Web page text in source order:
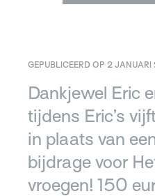
GEPUBLICEERD OP 2 JANUARI
Dankjewel Eric
tijdens Eric’s
in plaats van
bijdrage voor
vroegen! 150